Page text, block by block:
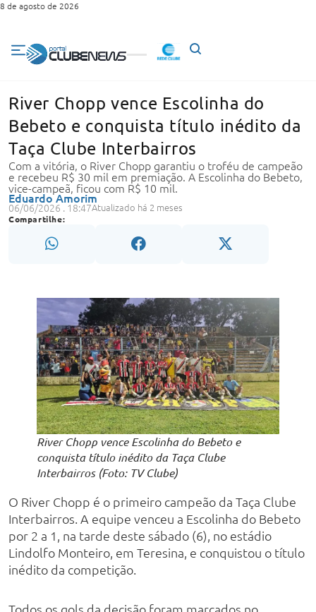
8 de agosto de 2026
River Chopp vence Escolinha do
Bebeto e conquista título inédito da
Taça Clube Interbairros
Com a vitória, o River Chopp garantiu o troféu de campeão
e recebeu R$ 30 mil em premiação. A Escolinha do Bebeto,
vice-campeã, ficou com R$ 10 mil.
Eduardo Amorim
06/06/2026 . 18:47Atualizado há 2 meses
Compartilhe:
River Chopp vence Escolinha do Bebeto e
conquista título inédito da Taça Clube
Interbairros (Foto: TV Clube)
O River Chopp é o primeiro campeão da Taça Clube
Interbairros. A equipe venceu a Escolinha do Bebeto
por 2 a 1, na tarde deste sábado (6), no estádio
Lindolfo Monteiro, em Teresina, e conquistou o título
inédito da competição.